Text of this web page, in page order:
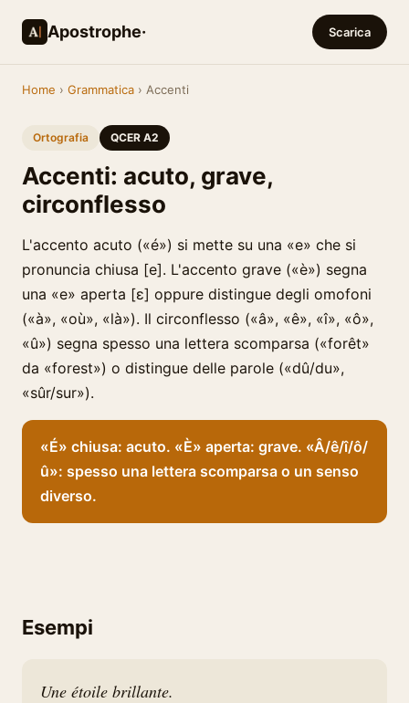
Apostrophe· Scarica
Home › Grammatica › Accenti
Ortografia QCER A2
Accenti: acuto, grave,
circonflesso
L'accento acuto («é») si mette su una «e» che si
pronuncia chiusa [e]. L'accento grave («è») segna
una «e» aperta [ɛ] oppure distingue degli omofoni
(«à», «où», «là»). Il circonflesso («â», «ê», «î», «ô»,
«û») segna spesso una lettera scomparsa («forêt»
da «forest») o distingue delle parole («dû/du»,
«sûr/sur»).
«É» chiusa: acuto. «È» aperta: grave. «Â/ê/î/ô/
û»: spesso una lettera scomparsa o un senso
diverso.
Esempi
Une étoile brillante.